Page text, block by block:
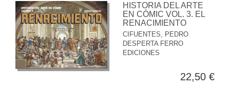
HISTORIA DEL ARTE
EN CÓMIC VOL. 3. EL
RENACIMIENTO
CIFUENTES, PEDRO
DESPERTA FERRO
EDICIONES
22,50 €